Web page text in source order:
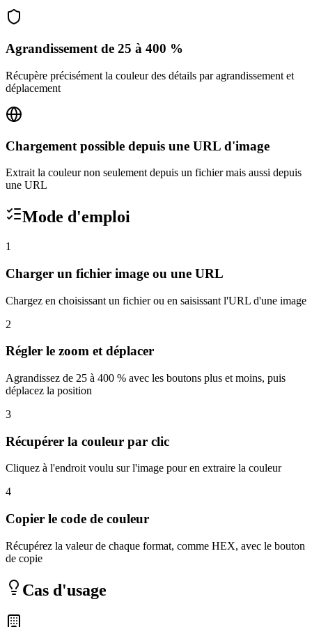
Agrandissement de 25 à 400 %
Récupère précisément la couleur des détails par agrandissement et
déplacement
Chargement possible depuis une URL d'image
Extrait la couleur non seulement depuis un fichier mais aussi depuis
une URL
Mode d'emploi
1
Charger un fichier image ou une URL
Chargez en choisissant un fichier ou en saisissant l'URL d'une image
2
Régler le zoom et déplacer
Agrandissez de 25 à 400 % avec les boutons plus et moins, puis
déplacez la position
3
Récupérer la couleur par clic
Cliquez à l'endroit voulu sur l'image pour en extraire la couleur
4
Copier le code de couleur
Récupérez la valeur de chaque format, comme HEX, avec le bouton
de copie
Cas d'usage